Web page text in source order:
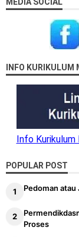
MEDIA SOCIAL
INFO KURIKULUM
Info
POPULAR POST
Pedoman
Proses